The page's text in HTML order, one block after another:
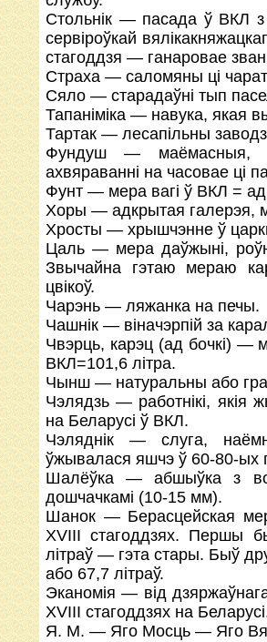
Стольнік — пасада ў ВКЛ з
сервіроўкай
стагоддзя — ганаровае
Страха — саломяны ці
Сяло — старадаўні тып
Тапаніміка — навука, якая
Тартак — лесапільны
Фундуш — маёмасныя,
ахвяраванні на часовае ці
Фунт — мера вагі ў ВКЛ =
Хоры — адкрытая галерэя,
Хросты — хрышчэнне ў
Цаль — мера даўжыні,
Звычайна гэтаю мераю
цвікоў.
Чарэнь — ляжанка на печы.
Чашнік — віначэрпій за
Чвэрць, карэц (ад бочкі) —
ВКЛ=101,6 літра.
Чынш — натуральны або
Чэлядзь — работнікі, якія
на Беларусі ў ВКЛ.
Чэляднік — слуга,
ўжывалася яшчэ ў 60-80-ых
Шалёўка — абшыўка з
дошчачкамі (10-15 мм).
Шанок — Берасцейская
ХVІІІ стагоддзях.
літраў — гэта стары. Быў
або 67,7 літраў.
Эканомія — від
XVIII стагоддзях на
Я. М. — Яго Мосць — Яго